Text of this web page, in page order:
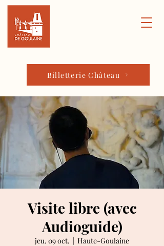
Billetterie Château
Visite libre (avec
Audioguide)
jeu. 09 oct.
  |
Haute-Goulaine